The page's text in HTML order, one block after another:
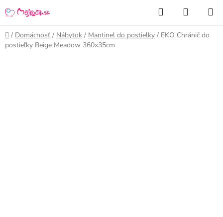
na
obsah
Hľadať
KOŠÍK
Domov
/ Domácnosť / Nábytok / Mantinel do postielky / EKO Chránič do
postieľky Beige Meadow 360x35cm